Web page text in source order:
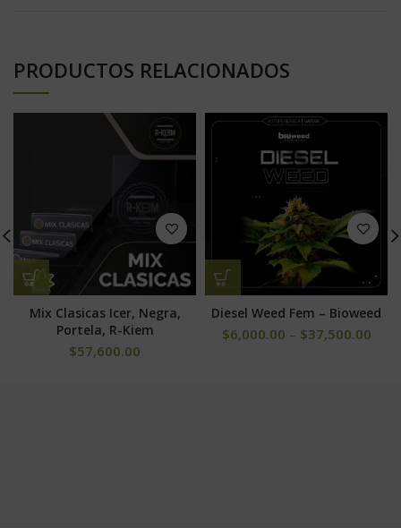
PRODUCTOS RELACIONADOS
Mix Clasicas Icer, Negra,
Portela, R-Kiem
$57,600.00
Diesel Weed Fem – Bioweed
$6,000.00 – $37,500.00